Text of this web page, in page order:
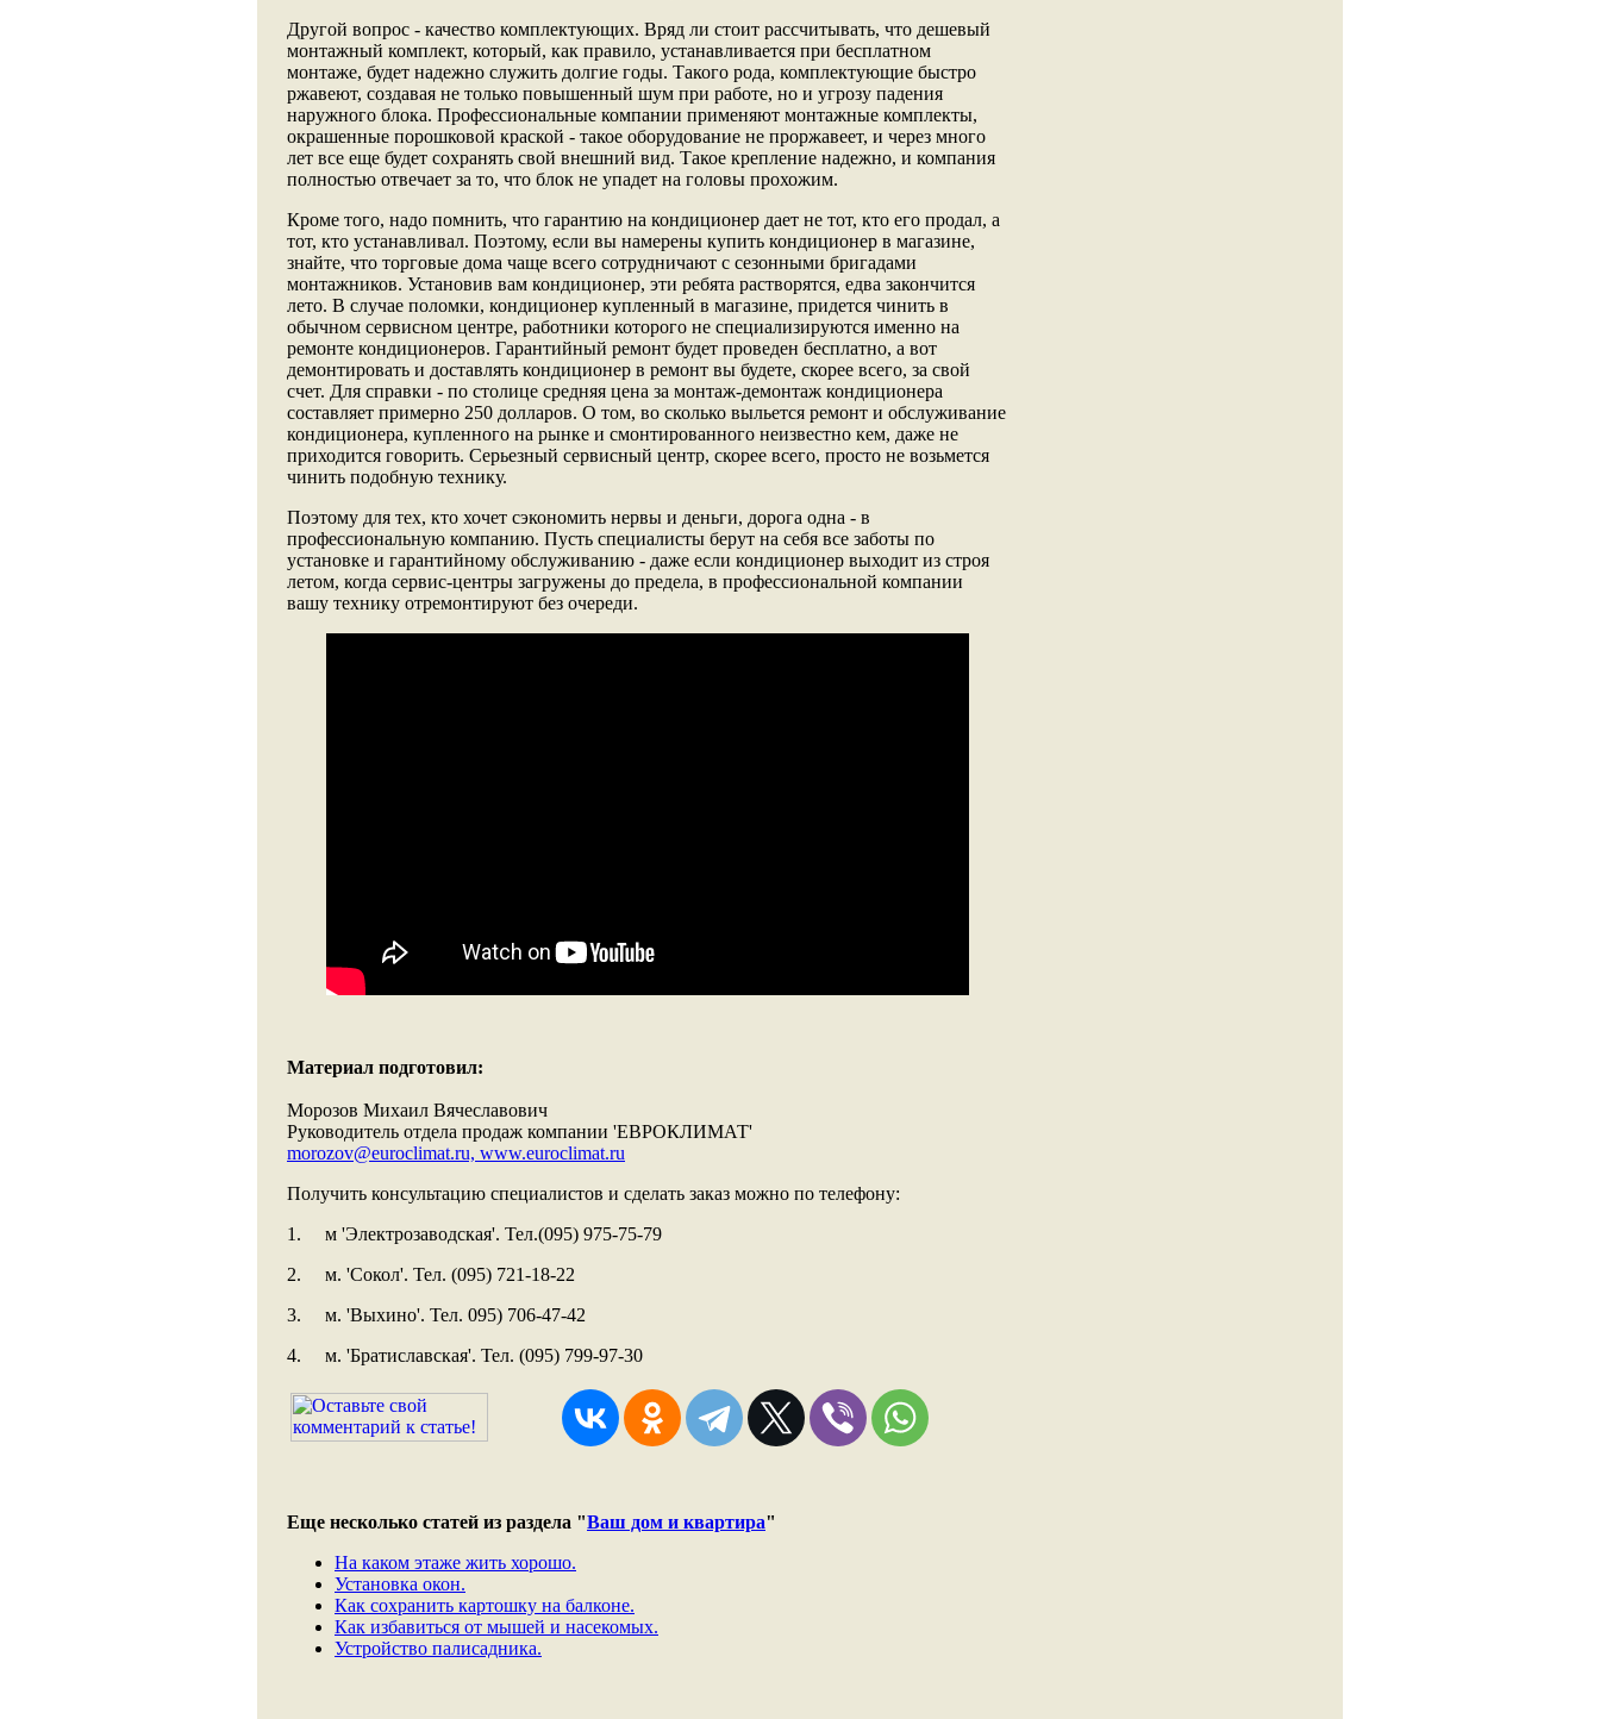
Другой вопрос - качество комплектующих. Вряд ли стоит рассчитывать, что дешевый
монтажный комплект, который, как правило, устанавливается при бесплатном
монтаже, будет надежно служить долгие годы. Такого рода, комплектующие быстро
ржавеют, создавая не только повышенный шум при работе, но и угрозу падения
наружного блока. Профессиональные компании применяют монтажные комплекты,
окрашенные порошковой краской - такое оборудование не проржавеет, и через много
лет все еще будет сохранять свой внешний вид. Такое крепление надежно, и компания
полностью отвечает за то, что блок не упадет на головы прохожим.
Кроме того, надо помнить, что гарантию на кондиционер дает не тот, кто его продал, а
тот, кто устанавливал. Поэтому, если вы намерены купить кондиционер в магазине,
знайте, что торговые дома чаще всего сотрудничают с сезонными бригадами
монтажников. Установив вам кондиционер, эти ребята растворятся, едва закончится
лето. В случае поломки, кондиционер купленный в магазине, придется чинить в
обычном сервисном центре, работники которого не специализируются именно на
ремонте кондиционеров. Гарантийный ремонт будет проведен бесплатно, а вот
демонтировать и доставлять кондиционер в ремонт вы будете, скорее всего, за свой
счет. Для справки - по столице средняя цена за монтаж-демонтаж кондиционера
составляет примерно 250 долларов. О том, во сколько выльется ремонт и обслуживание
кондиционера, купленного на рынке и смонтированного неизвестно кем, даже не
приходится говорить. Серьезный сервисный центр, скорее всего, просто не возьмется
чинить подобную технику.
Поэтому для тех, кто хочет сэкономить нервы и деньги, дорога одна - в
профессиональную компанию. Пусть специалисты берут на себя все заботы по
установке и гарантийному обслуживанию - даже если кондиционер выходит из строя
летом, когда сервис-центры загружены до предела, в профессиональной компании
вашу технику отремонтируют без очереди.
Материал подготовил:
Морозов Михаил Вячеславович
Руководитель отдела продаж компании 'ЕВРОКЛИМАТ'
morozov@euroclimat.ru, www.euroclimat.ru
Получить консультацию специалистов и сделать заказ можно по телефону:
1. м 'Электрозаводская'. Тел.(095) 975-75-79
2. м. 'Сокол'. Тел. (095) 721-18-22
3. м. 'Выхино'. Тел. 095) 706-47-42
4. м. 'Братиславская'. Тел. (095) 799-97-30
Еще несколько статей из раздела "Ваш дом и квартира"
На каком этаже жить хорошо.
Установка окон.
Как сохранить картошку на балконе.
Как избавиться от мышей и насекомых.
Устройство палисадника.